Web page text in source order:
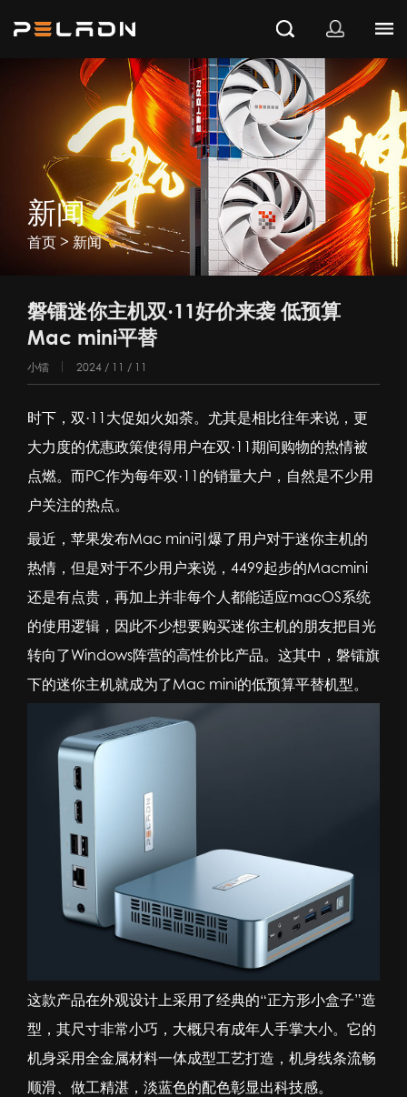
新闻
首页 > 新闻
磐镭迷你主机双·11好价来袭 低预算
Mac mini平替
小镭 2024 / 11 / 11
时下，双·11大促如火如荼。尤其是相比往年来说，更
大力度的优惠政策使得用户在双·11期间购物的热情被
点燃。而PC作为每年双·11的销量大户，自然是不少用
户关注的热点。
最近，苹果发布Mac mini引爆了用户对于迷你主机的
热情，但是对于不少用户来说，4499起步的Macmini
还是有点贵，再加上并非每个人都能适应macOS系统
的使用逻辑，因此不少想要购买迷你主机的朋友把目光
转向了Windows阵营的高性价比产品。这其中，磐镭旗
下的迷你主机就成为了Mac mini的低预算平替机型。
这款产品在外观设计上采用了经典的“正方形小盒子”造
型，其尺寸非常小巧，大概只有成年人手掌大小。它的
机身采用全金属材料一体成型工艺打造，机身线条流畅
顺滑、做工精湛，淡蓝色的配色彰显出科技感。